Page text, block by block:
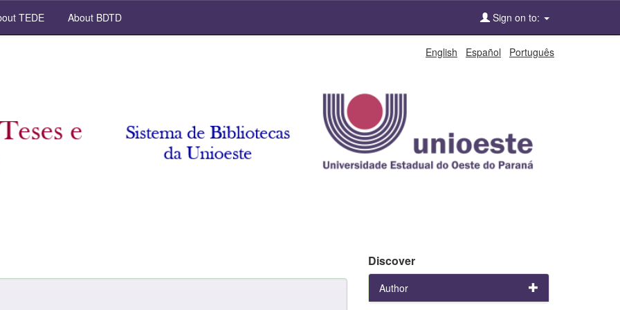
TEDE About BDTD Sign on to:
English Español Português
Discover
Author